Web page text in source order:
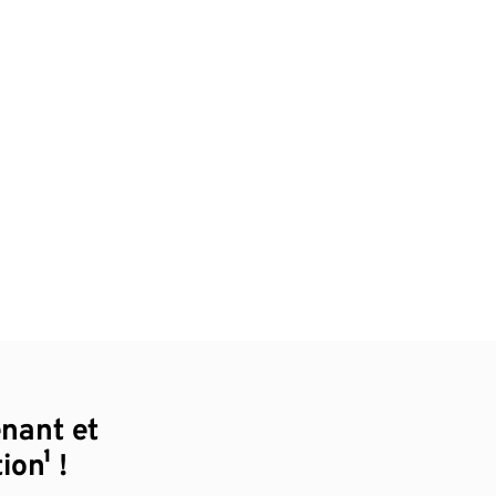
et
!